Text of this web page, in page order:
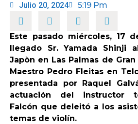
OPINIÓN
PROGRAMAS
Julio 20, 2024 5:19 Pm
Este pasado miércoles, 17
llegado Sr. Yamada Shinji
Japòn en Las Palmas de Gran
Maestro Pedro Fleitas en
presentada por Raquel
actuación del instructor
Falcón que deleitó a los
temas de violín.